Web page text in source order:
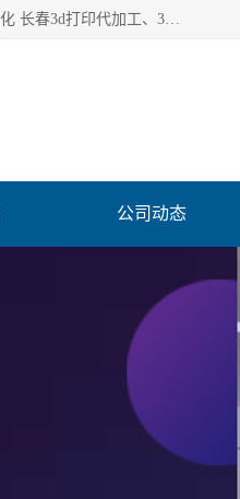
长春市东师青鸟科技有限公司从事3D打印代加工 3D打印设计服务 3D打印相关教育培训 3D打印设计优化 长春3d打印代加工、3D打印代加工及设计服务、3D打印相关教育培训、专利代理及优化、3D打印上下游技术服务，深耕工业设计、机械设计、3D打印多年年，拥有多项技术，辅助数十位客户完成自己的发明及实用新型专利。
公司动态